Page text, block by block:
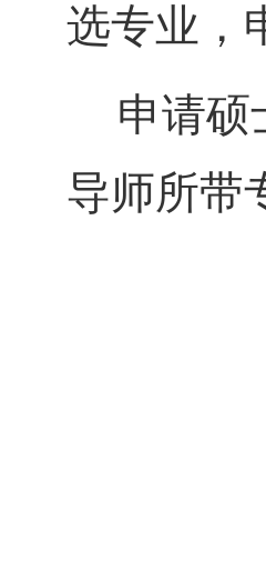
选专业，
申请硕
导师所带